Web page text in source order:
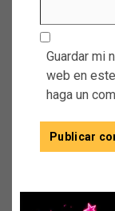
Guardar mi
web en
haga un